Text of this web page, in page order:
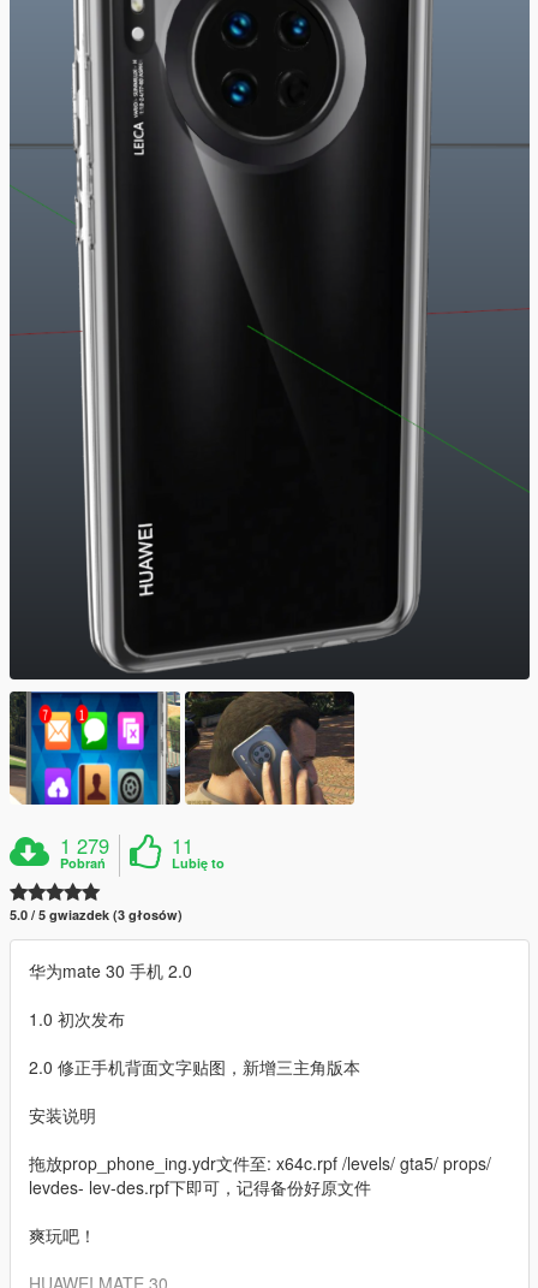
1 279
Pobrań
11
Lubię to
5.0 / 5 gwiazdek (3 głosów)
华为mate 30 手机 2.0
1.0 初次发布
2.0 修正手机背面文字贴图，新增三主角版本
安装说明
拖放prop_phone_ing.ydr文件至: x64c.rpf /levels/ gta5/ props/
levdes- lev-des.rpf下即可，记得备份好原文件
爽玩吧！
HUAWEI MATE 30